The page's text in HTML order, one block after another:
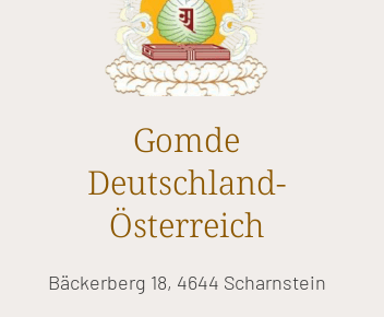
Gomde
Deutschland-
Österreich
Bäckerberg 18, 4644 Scharnstein